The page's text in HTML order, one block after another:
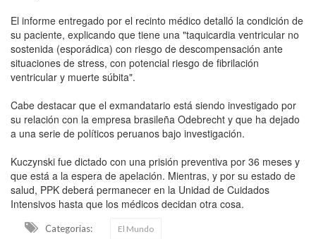
El informe entregado por el recinto médico detalló la condición de
su paciente, explicando que tiene una "taquicardia ventricular no
sostenida (esporádica) con riesgo de descompensación ante
situaciones de stress, con potencial riesgo de fibrilación
ventricular y muerte súbita".
Cabe destacar que el exmandatario está siendo investigado por
su relación con la empresa brasileña Odebrecht y que ha dejado
a una serie de políticos peruanos bajo investigación.
Kuczynski fue dictado con una prisión preventiva por 36 meses y
que está a la espera de apelación. Mientras, y por su estado de
salud, PPK deberá permanecer en la Unidad de Cuidados
Intensivos hasta que los médicos decidan otra cosa.
Categorias: El Mundo